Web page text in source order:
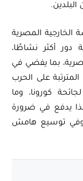
المصرية
أكثر نشاطًا،
بما يفضي في
على الحرب
كورونا، وما
يدفع في ضرورة
وفي توسيع هامش